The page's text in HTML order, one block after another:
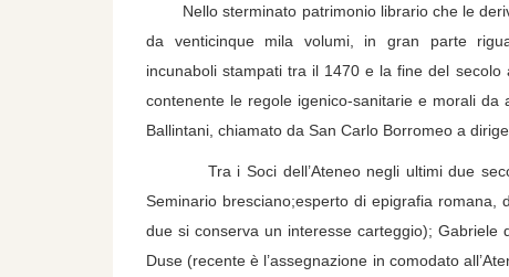
Nello sterminato patrimonio librario che le
da venticinque mila volumi, in gran parte
incunaboli stampati tra il 1470 e la fine del secolo
contenente le regole igenico-sanitarie e morali
Ballintani, chiamato da San Carlo Borromeo a
Tra i Soci dell’Ateneo negli ultimi due secoli
Seminario bresciano;esperto di epigrafia
due si conserva un interesse carteggio); Gabriele
Duse (recente è l’assegnazione in comodato